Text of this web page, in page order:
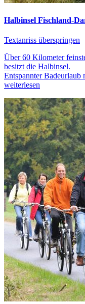
Halbinsel Fischland-
Textanriss überspringen
Über 60 Kilometer
besitzt die Halbinsel.
Entspannter
weiterlesen